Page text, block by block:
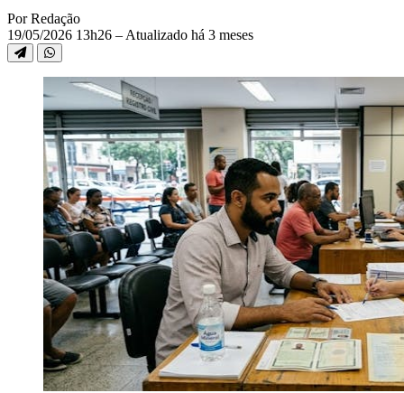
Por Redação
19/05/2026 13h26 – Atualizado há 3 meses